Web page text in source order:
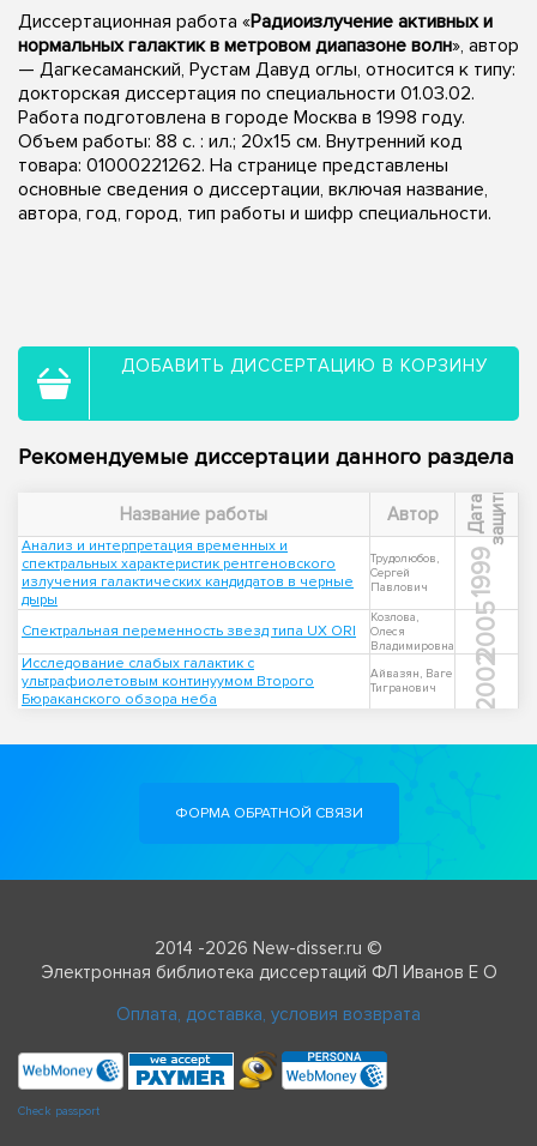
Диссертационная работа «Радиоизлучение активных и
нормальных галактик в метровом диапазоне волн», автор
— Дагкесаманский, Рустам Давуд оглы, относится к типу:
докторская диссертация по специальности 01.03.02.
Работа подготовлена в городе Москва в 1998 году.
Объем работы: 88 с. : ил.; 20х15 см. Внутренний код
товара: 01000221262. На странице представлены
основные сведения о диссертации, включая название,
автора, год, город, тип работы и шифр специальности.
ДОБАВИТЬ ДИССЕРТАЦИЮ В КОРЗИНУ
Рекомендуемые диссертации данного раздела
Название работы Автор Д
а
т
а
з
а
щ
и
т ы
Анализ и интерпретация временных и
спектральных характеристик рентгеновского
излучения галактических кандидатов в черные
дыры
Трудолюбов,
Сергей
Павлович
1999
Спектральная переменность звезд типа UX ORI
Козлова,
Олеся
Владимировна
2005
Исследование слабых галактик с
ультрафиолетовым континуумом Второго
Бюраканского обзора неба
Айвазян, Ваге
Тигранович
2002
ФОРМА ОБРАТНОЙ СВЯЗИ
2014 -2026 New-disser.ru ©
Электронная библиотека диссертаций ФЛ Иванов Е О
Оплата, доставка, условия возврата
Check passport